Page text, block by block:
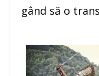
gând să o